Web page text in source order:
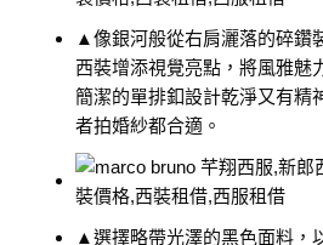
▲像銀河般從右肩灑落的碎鑽
西裝增添視覺亮點，將風雅魅
簡潔的單排釦設計乾淨又有精
者拍婚紗都合適。
▲選擇略帶光澤的黑色面料，